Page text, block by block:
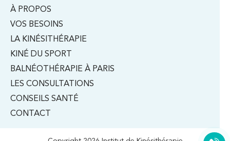
À PROPOS
VOS BESOINS
LA KINÉSITHÉRAPIE
KINÉ DU SPORT
BALNÉOTHÉRAPIE À PARIS
LES CONSULTATIONS
CONSEILS SANTÉ
CONTACT